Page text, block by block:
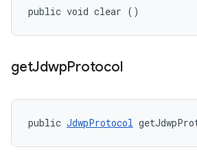
public void clear ()
getJdwpProtocol
public JdwpProtocol